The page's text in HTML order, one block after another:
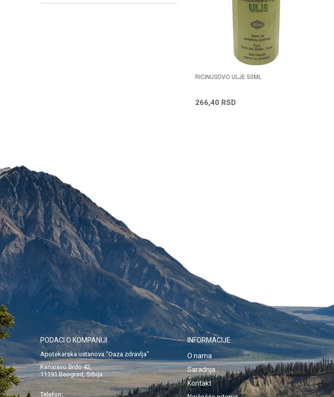
RICINUSOVO ULJE 50ML
266,40 RSD
PODACI O KOMPANIJI
Apotekarska ustanova "Oaza zdravlja"
Kanarevo Brdo 42,
11191 Beograd, Srbija
Telefon:
INFORMACIJE
O nama
Saradnja
Kontakt